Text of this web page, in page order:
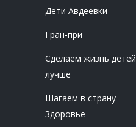
Дети Авдеевки
Гран-при
Сделаем жизнь детей
лучше
Шагаем в страну
Здоровье